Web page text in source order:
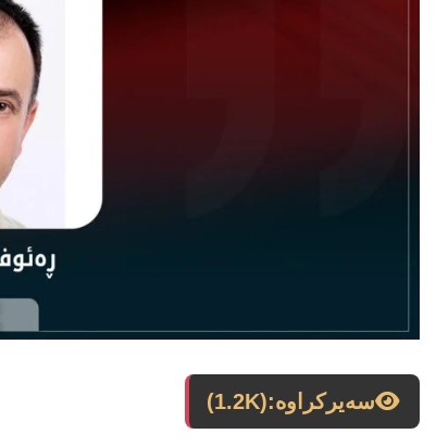
سەیرکراوە:(1.2K)